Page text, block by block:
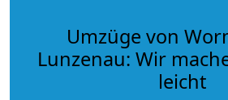
Umzüge von
Lunzenau: Wir
leicht